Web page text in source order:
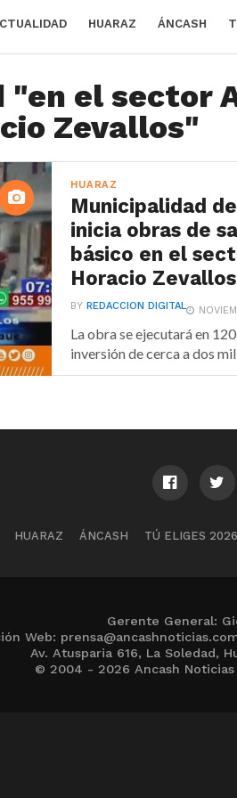
HUARAZ ÁNCASH
el sector
Zevallos"
HUARAZ
Municipalidad
inicia obras de
básico en el
Horacio Zevallos
BYREDACCION DIGITAL
La obra se ejecutará en
inversión de cerca a dos
HUARAZ ÁNCASH TÚ ELIGES 2026
Gerente General:
Web:
Av. Atusparia 616, La Soledad,
© 2004 - 2026 Ancash